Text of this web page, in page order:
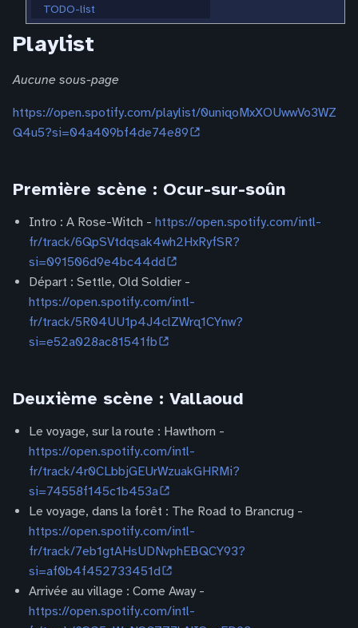
TODO-list
Playlist
Aucune sous-page
https://open.spotify.com/playlist/0uniqoMxXOUwwVo3WZ
Q4u5?si=04a409bf4de74e89
Première scène : Ocur-sur-soûn
Intro : A Rose-Witch - https://open.spotify.com/intl-
fr/track/6QpSVtdqsak4wh2HxRyfSR?
si=091506d9e4bc44dd
Départ : Settle, Old Soldier -
https://open.spotify.com/intl-
fr/track/5R04UU1p4J4clZWrq1CYnw?
si=e52a028ac81541fb
Deuxième scène : Vallaoud
Le voyage, sur la route : Hawthorn -
https://open.spotify.com/intl-
fr/track/4r0CLbbjGEUrWzuakGHRMi?
si=74558f145c1b453a
Le voyage, dans la forêt : The Road to Brancrug -
https://open.spotify.com/intl-
fr/track/7eb1gtAHsUDNvphEBQCY93?
si=af0b4f452733451d
Arrivée au village : Come Away -
https://open.spotify.com/intl-